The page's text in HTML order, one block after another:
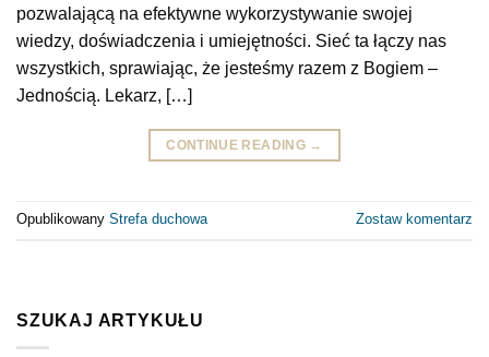
pozwalającą na efektywne wykorzystywanie swojej
wiedzy, doświadczenia i umiejętności. Sieć ta łączy nas
wszystkich, sprawiając, że jesteśmy razem z Bogiem –
Jednością. Lekarz, […]
CONTINUE READING →
Opublikowany Strefa duchowa Zostaw komentarz
SZUKAJ ARTYKUŁU